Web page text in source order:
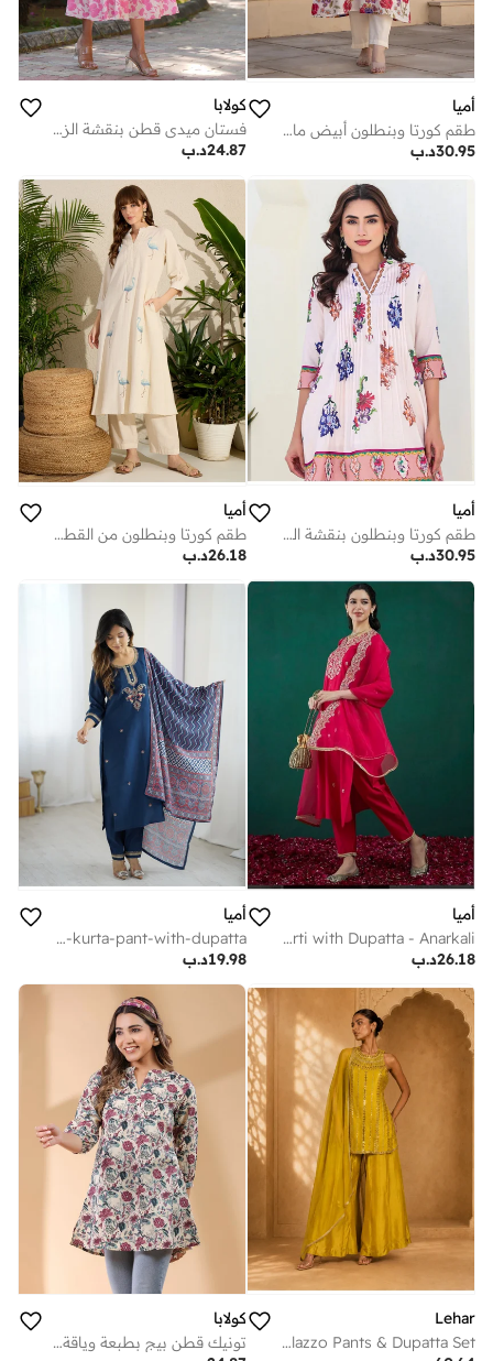
أميا
طقم كورتا وبنطلون أبيض مائل للبيج مطبوع بقصة واسعة
د.ب30.95
كولابا
فستان ميدي قطن بنقشة الزهور
د.ب24.87
أميا
طقم كورتا وبنطلون بنقشة الخوخ
د.ب30.95
أميا
طقم كورتا وبنطلون من القطن المطرز باللون الأبيض الكريمي بتصميم A-Line
د.ب26.18
أميا
Chanderi Kurti with Dupatta - Anarkali
د.ب26.18
أميا
Chanderi-kurta-pant-with-dupatta
د.ب19.98
Lehar
Women's Mustard Yellow Embellished Kurta with Wide-Leg Palazzo Pants & Dupatta Set
كولابا
تونيك قطن بيج بطبعة وياقة دائرية